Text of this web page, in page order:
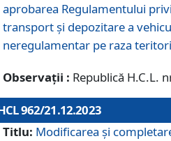
aprobarea Regulamentului
transport şi depozitare a
neregulamentar pe raza
Observații : Republică H.C.L.
962/21.12.2023
Titlu: Modificarea și